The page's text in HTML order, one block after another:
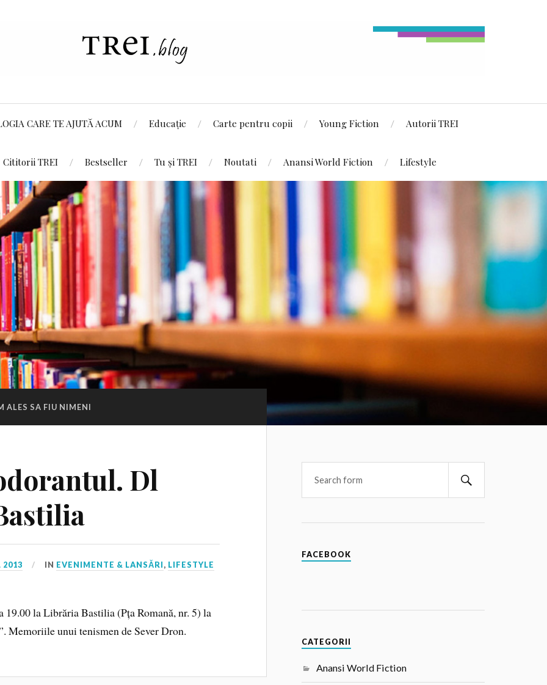
CARE TE AJUTĂ ACUM Educație Carte pentru copii Young Fiction Autorii TREI
Cititorii TREI Bestseller Tu și TREI Noutati Anansi World Fiction Lifestyle
ALES SA FIU NIMENI
Dl
2013 IN EVENIMENTE & LANSĂRI, LIFESTYLE
19.00 la Librăria Bastilia (Pța Romană, nr. 5) la
Memoriile unui tenismen de Sever Dron.
FACEBOOK
CATEGORII
Anansi World Fiction